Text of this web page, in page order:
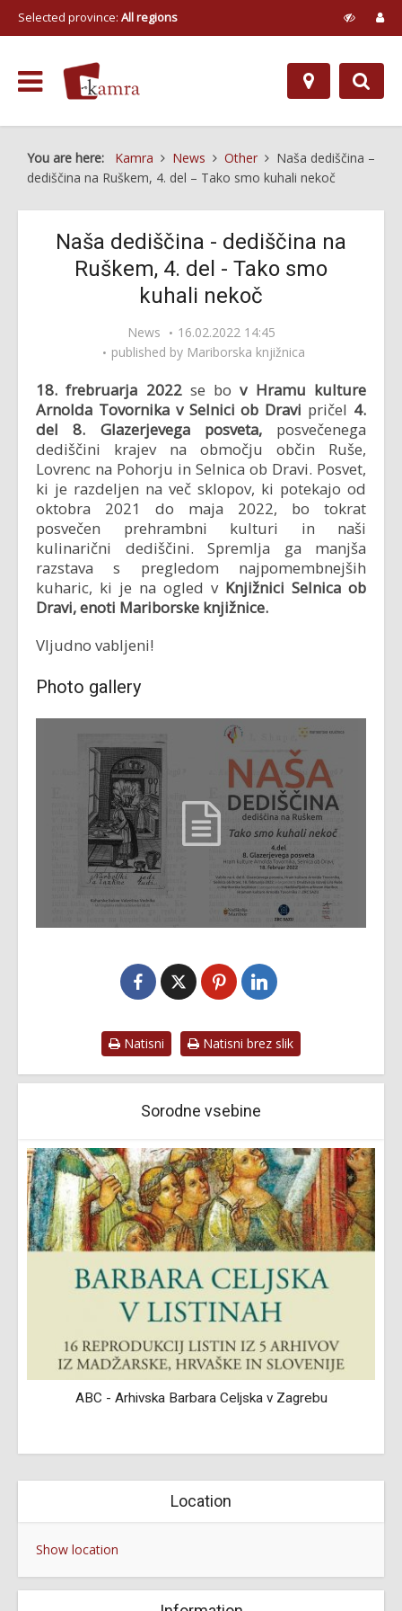
Selected province: All regions
You are here: Kamra News Other
Naša dediščina –
dediščina na Ruškem, 4. del – Tako smo kuhali nekoč
Naša dediščina - dediščina na
Ruškem, 4. del - Tako smo
kuhali nekoč
News
16.02.2022 14:45
published by Mariborska knjižnica
18. frebruarja 2022 se bo v Hramu kulture
Arnolda Tovornika v Selnici ob Dravi pričel 4.
del8. Glazerjevega posveta, posvečenega
dediščini krajev na območju občin Ruše,
Lovrenc na Pohorju in Selnica ob Dravi. Posvet,
ki je razdeljen na več sklopov, ki potekajo od
oktobra 2021 do maja 2022, bo tokrat
posvečen prehrambni kulturi in naši
kulinarični dediščini. Spremlja ga manjša
razstava s pregledom najpomembnejših
kuharic, ki je na ogled v Knjižnici Selnica ob
Dravi, enoti Mariborske knjižnice.
Vljudno vabljeni!
Photo gallery
Natisni Natisni brez slik
Sorodne vsebine
ABC - Arhivska Barbara Celjska v Zagrebu
Location
Show location